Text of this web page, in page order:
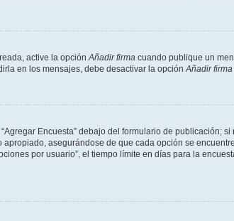
active la opción Añadir firma cuando publique un
en los mensajes, debe desactivar la opción Añadir firma
Encuesta” debajo del formulario de publicación;
asegurándose de que cada opción se
por usuario”, el tiempo límite en días para la